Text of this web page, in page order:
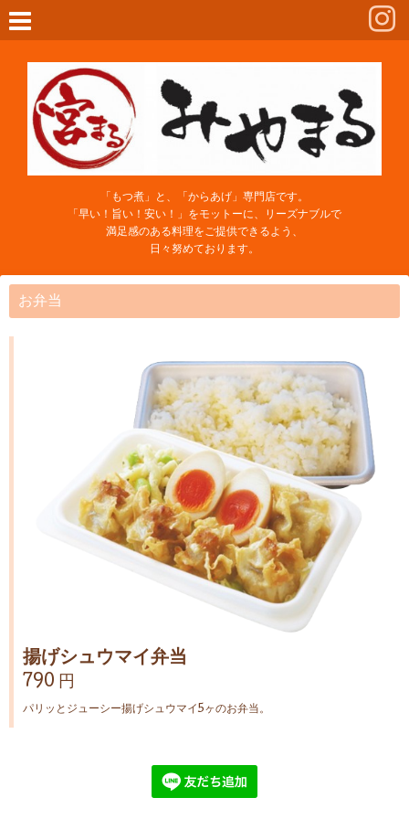
「もつ煮」と、「からあげ」専門店です。
「早い！旨い！安い！」をモットーに、リーズナブルで
満足感のある料理をご提供できるよう、
日々努めております。
お弁当
揚げシュウマイ弁当
790 円
パリッとジューシー揚げシュウマイ5ヶのお弁当。